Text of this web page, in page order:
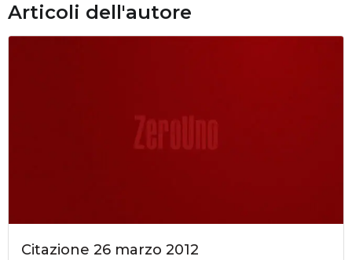
Articoli dell'autore
Citazione 26 marzo 2012